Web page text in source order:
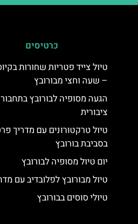
כרטיסים
טיול צייד פטריות שחורות
– שעה וחצי מבורובץ
הגעה מסופיה לבורובץ
ציבורית
טיול טרקטורונים עם מדריך
בסביבת בורובץ
יום טיול מסופיה לבורובץ
טיול מבורובץ לפלובדיב עם
טיולי סוסים בבורובץ